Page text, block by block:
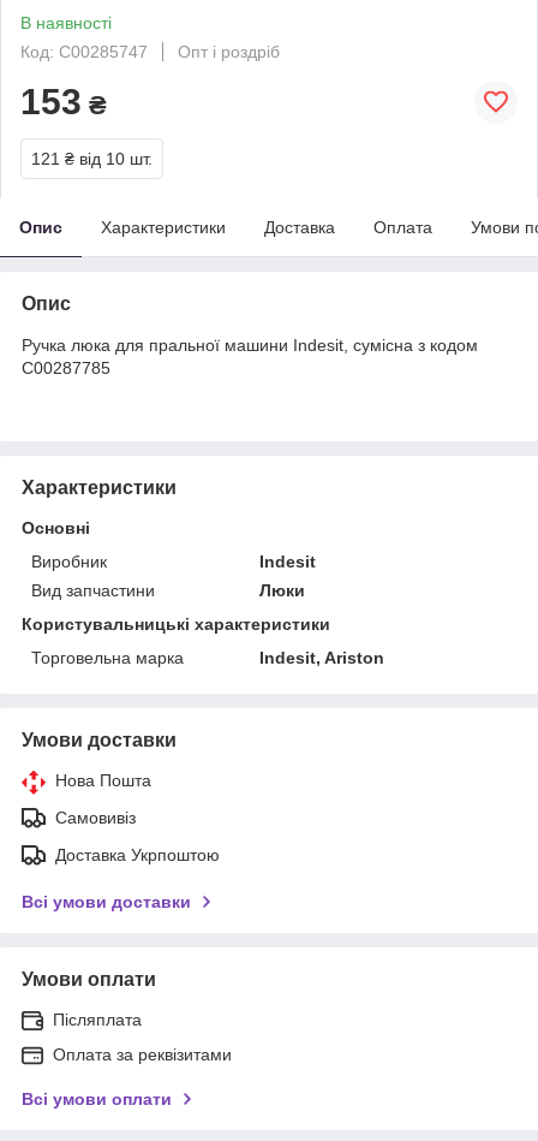
В наявності
Код: C00285747
Опт і роздріб
153 ₴
121 ₴ від 10 шт.
Опис Характеристики Доставка Оплата Умови
Опис
Ручка люка для пральної машини Indesit, сумісна з кодом
C00287785
Характеристики
Основні
Виробник
Indesit
Вид запчастини
Люки
Користувальницькі характеристики
Торговельна марка
Indesit, Ariston
Умови доставки
Нова Пошта
Самовивіз
Доставка Укрпоштою
Всі умови доставки
Умови оплати
Післяплата
Оплата за реквізитами
Всі умови оплати